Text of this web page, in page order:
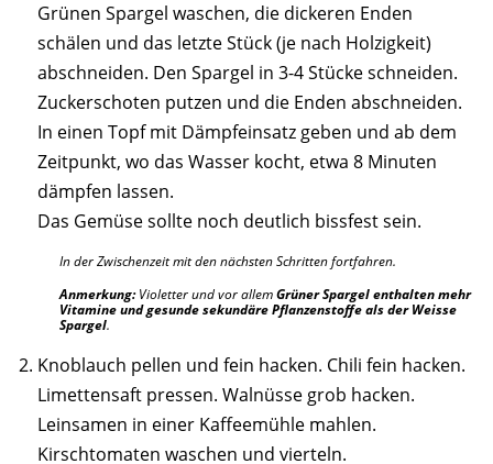
Grünen Spargel waschen, die dickeren Enden
schälen und das letzte Stück (je nach Holzigkeit)
abschneiden. Den Spargel in 3-4 Stücke schneiden.
Zuckerschoten putzen und die Enden abschneiden.
In einen Topf mit Dämpfeinsatz geben und ab dem
Zeitpunkt, wo das Wasser kocht, etwa 8 Minuten
dämpfen lassen.
Das Gemüse sollte noch deutlich bissfest sein.
In der Zwischenzeit mit den nächsten Schritten fortfahren.
Anmerkung:Violetter und vor allemGrüner Spargel enthalten mehr
Vitamine und gesunde sekundäre Pflanzenstoffe als der Weisse
Spargel.
Knoblauch pellen und fein hacken. Chili fein hacken.
Limettensaft pressen. Walnüsse grob hacken.
Leinsamen in einer Kaffeemühle mahlen.
Kirschtomaten waschen und vierteln.